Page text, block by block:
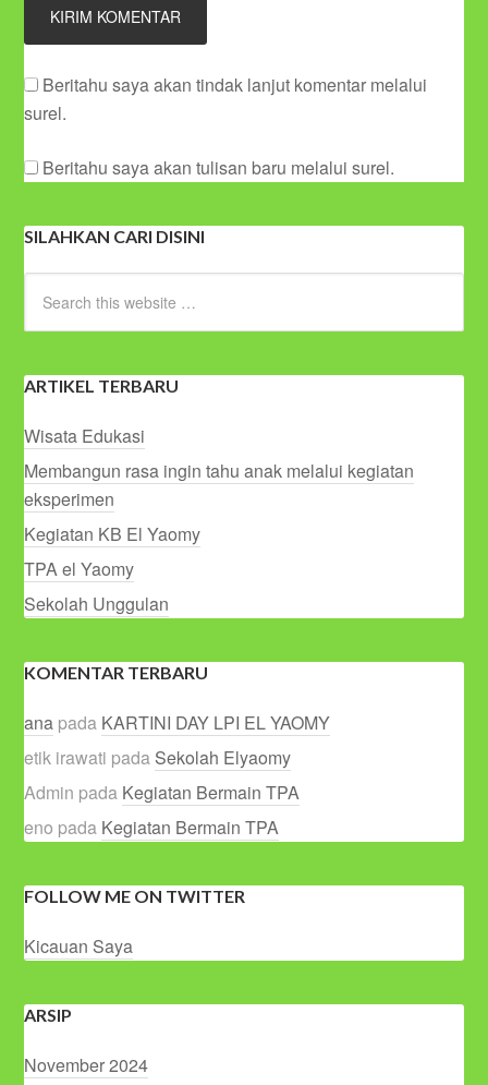
Beritahu saya akan tindak lanjut komentar melalui
surel.
Beritahu saya akan tulisan baru melalui surel.
SILAHKAN CARI DISINI
ARTIKEL TERBARU
Wisata Edukasi
Membangun rasa ingin tahu anak melalui kegiatan
eksperimen
Kegiatan KB El Yaomy
TPA el Yaomy
Sekolah Unggulan
KOMENTAR TERBARU
ana pada KARTINI DAY LPI EL YAOMY
etik irawati pada Sekolah Elyaomy
Admin pada Kegiatan Bermain TPA
eno pada Kegiatan Bermain TPA
FOLLOW ME ON TWITTER
Kicauan Saya
ARSIP
November 2024